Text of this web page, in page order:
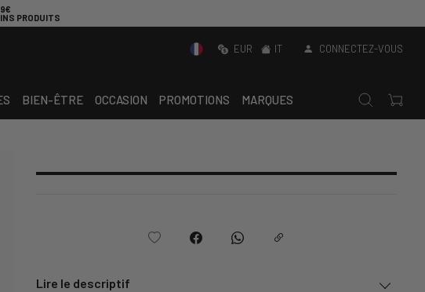
PRODUITS
EUR IT CONNECTEZ-VOUS
BIEN-ÊTRE OCCASION PROMOTIONS MARQUES
Lire le descriptif